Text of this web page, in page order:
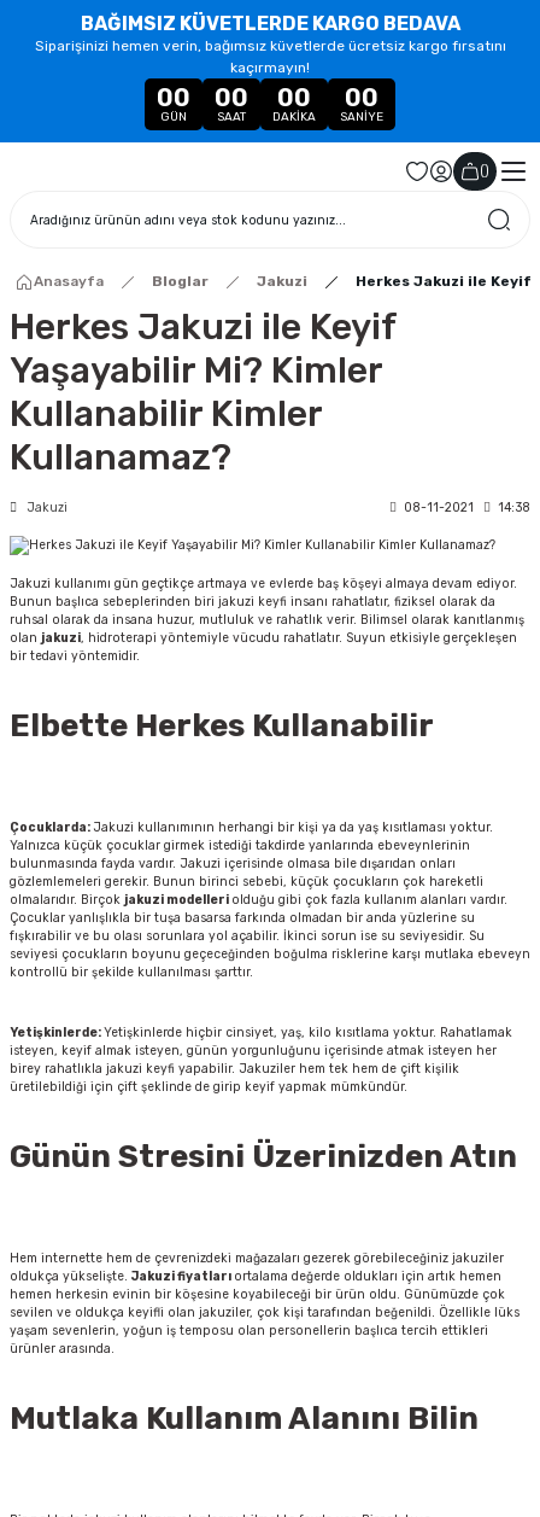
BAĞIMSIZ KÜVETLERDE KARGO BEDAVA
Siparişinizi hemen verin, bağımsız küvetlerde ücretsiz kargo fırsatını
kaçırmayın!
00
GÜN
00
SAAT
00
DAKIKA
00
SANIYE
()
Anasayfa Bloglar Jakuzi Herkes Jakuzi ile Keyif
Herkes Jakuzi ile Keyif
Yaşayabilir Mi? Kimler
Kullanabilir Kimler
Kullanamaz?
Jakuzi 08-11-2021 14:38
Jakuzi kullanımı gün geçtikçe artmaya ve evlerde baş köşeyi almaya devam ediyor.
Bunun başlıca sebeplerinden biri jakuzi keyfi insanı rahatlatır, fiziksel olarak da
ruhsal olarak da insana huzur, mutluluk ve rahatlık verir. Bilimsel olarak kanıtlanmış
olan jakuzi, hidroterapi yöntemiyle vücudu rahatlatır. Suyun etkisiyle gerçekleşen
bir tedavi yöntemidir.
Elbette Herkes Kullanabilir
Çocuklarda: Jakuzi kullanımının herhangi bir kişi ya da yaş kısıtlaması yoktur.
Yalnızca küçük çocuklar girmek istediği takdirde yanlarında ebeveynlerinin
bulunmasında fayda vardır. Jakuzi içerisinde olmasa bile dışarıdan onları
gözlemlemeleri gerekir. Bunun birinci sebebi, küçük çocukların çok hareketli
olmalarıdır. Birçok jakuzi modelleri olduğu gibi çok fazla kullanım alanları vardır.
Çocuklar yanlışlıkla bir tuşa basarsa farkında olmadan bir anda yüzlerine su
fışkırabilir ve bu olası sorunlara yol açabilir. İkinci sorun ise su seviyesidir. Su
seviyesi çocukların boyunu geçeceğinden boğulma risklerine karşı mutlaka ebeveyn
kontrollü bir şekilde kullanılması şarttır.
Yetişkinlerde:Yetişkinlerde hiçbir cinsiyet, yaş, kilo kısıtlama yoktur. Rahatlamak
isteyen, keyif almak isteyen, günün yorgunluğunu içerisinde atmak isteyen her
birey rahatlıkla jakuzi keyfi yapabilir. Jakuziler hem tek hem de çift kişilik
üretilebildiği için çift şeklinde de girip keyif yapmak mümkündür.
Günün Stresini Üzerinizden Atın
Hem internette hem de çevrenizdeki mağazaları gezerek görebileceğiniz jakuziler
oldukça yükselişte. Jakuzi fiyatları ortalama değerde oldukları için artık hemen
hemen herkesin evinin bir köşesine koyabileceği bir ürün oldu. Günümüzde çok
sevilen ve oldukça keyifli olan jakuziler, çok kişi tarafından beğenildi. Özellikle lüks
yaşam sevenlerin, yoğun iş temposu olan personellerin başlıca tercih ettikleri
ürünler arasında.
Mutlaka Kullanım Alanını Bilin